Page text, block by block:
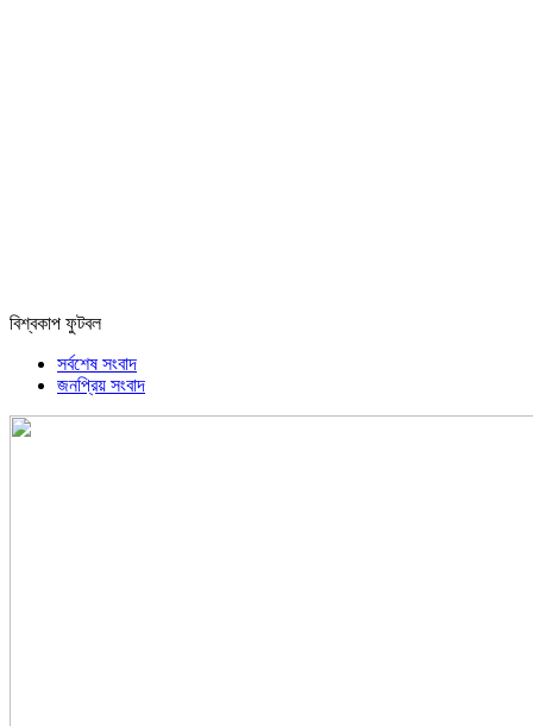
বিশ্বকাপ ফুটবল
সর্বশেষ সংবাদ
জনপ্রিয় সংবাদ